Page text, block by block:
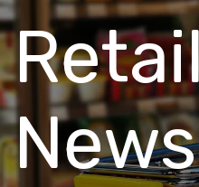
News